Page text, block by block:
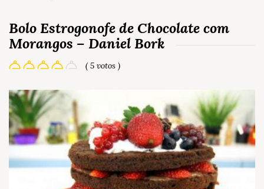
Bolo Estrogonofe de Chocolate com
Morangos – Daniel Bork
( 5 votos )